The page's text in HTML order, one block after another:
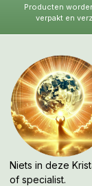
Producten
verpakt en
Niets in deze
of specialist.